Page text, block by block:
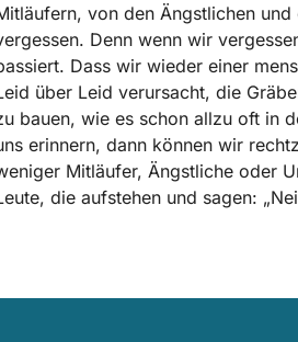
von den Ängstlichen
Denn wenn wir
Dass wir wieder einer
über Leid verursacht, die
bauen, wie es schon allzu oft in
erinnern, dann können wir
Mitläufer, Ängstliche oder
die aufstehen und sagen: